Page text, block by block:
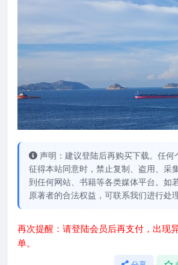
声明：建议登陆后再购买下载。任何
征得本站同意时，禁止复制、盗用、采
到任何网站、书籍等各类媒体平台。如
原著者的合法权益，可联系我们进行处理
再次提醒：请登陆会员后再支付，出现
单。